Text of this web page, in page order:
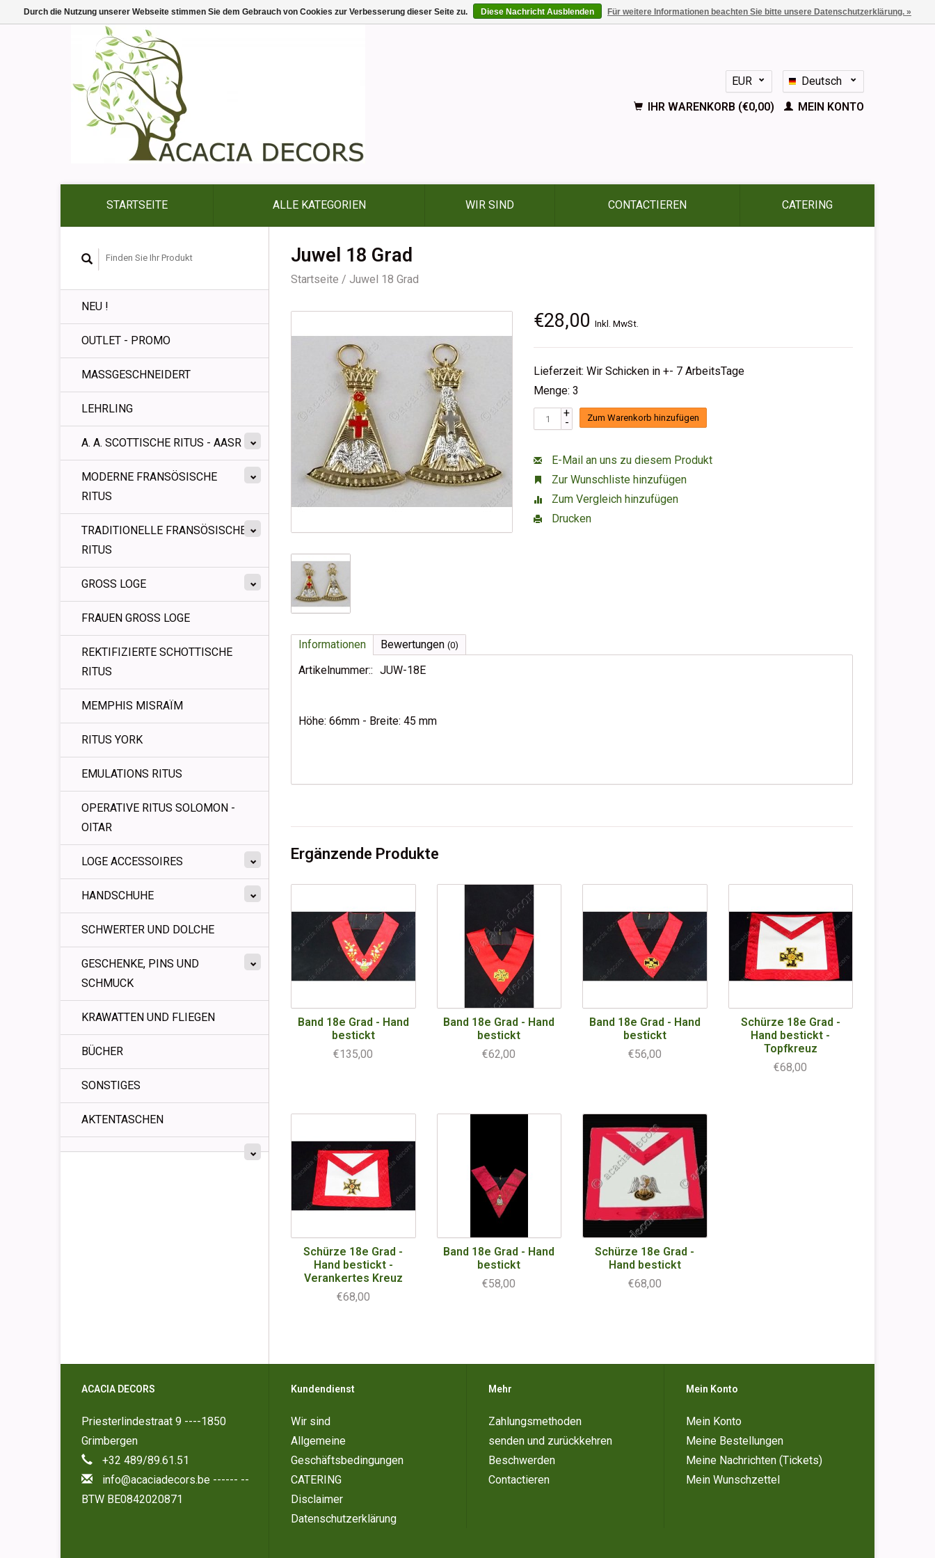
EUR
GBP
Deutsch
Nederlands
English
IHR WARENKORB (€0,00) MEIN KONTO
STARTSEITE ALLE KATEGORIEN WIR SIND CONTACTIEREN CATERING
NEU !
OUTLET - PROMO
MASSGESCHNEIDERT
LEHRLING
A. A. SCOTTISCHE RITUS - AASR
MODERNE FRANSÖSISCHE
RITUS
TRADITIONELLE FRANSÖSISCHE
RITUS
GROSS LOGE
FRAUEN GROSS LOGE
REKTIFIZIERTE SCHOTTISCHE
RITUS
MEMPHIS MISRAÏM
RITUS YORK
EMULATIONS RITUS
OPERATIVE RITUS SOLOMON -
OITAR
LOGE ACCESSOIRES
HANDSCHUHE
SCHWERTER UND DOLCHE
GESCHENKE, PINS UND
SCHMUCK
KRAWATTEN UND FLIEGEN
BÜCHER
SONSTIGES
AKTENTASCHEN
Juwel 18 Grad
Startseite / Juwel 18 Grad
€28,00Inkl. MwSt.
Lieferzeit: Wir Schicken in +- 7 ArbeitsTage
Menge: 3
+
- Zum Warenkorb hinzufügen
E-Mail an uns zu diesem Produkt
Zur Wunschliste hinzufügen
Zum Vergleich hinzufügen
Drucken
Informationen Bewertungen (0)
Artikelnummer:: JUW-18E
Höhe: 66mm - Breite: 45 mm
Ergänzende Produkte
Band 18e Grad - Hand
bestickt
€135,00
Band 18e Grad - Hand
bestickt
€62,00
Band 18e Grad - Hand
bestickt
€56,00
Schürze 18e Grad -
Hand bestickt -
Topfkreuz
€68,00
Schürze 18e Grad -
Hand bestickt -
Verankertes Kreuz
€68,00
Band 18e Grad - Hand
bestickt
€58,00
Schürze 18e Grad -
Hand bestickt
€68,00
ACACIA DECORS
Priesterlindestraat 9 ----1850
Grimbergen
+32 489/89.61.51
info@acaciadecors.be ------ --
BTW BE0842020871
Kundendienst
Wir sind
Allgemeine
Geschäftsbedingungen
CATERING
Disclaimer
Datenschutzerklärung
Mehr
Zahlungsmethoden
senden und zurückkehren
Beschwerden
Contactieren
Mein Konto
Mein Konto
Meine Bestellungen
Meine Nachrichten (Tickets)
Mein Wunschzettel
Durch die Nutzung unserer Webseite stimmen Sie dem Gebrauch von Cookies zur Verbesserung dieser Seite zu. Diese Nachricht Ausblenden Für weitere Informationen beachten Sie bitte unsere Datenschutzerklärung. »